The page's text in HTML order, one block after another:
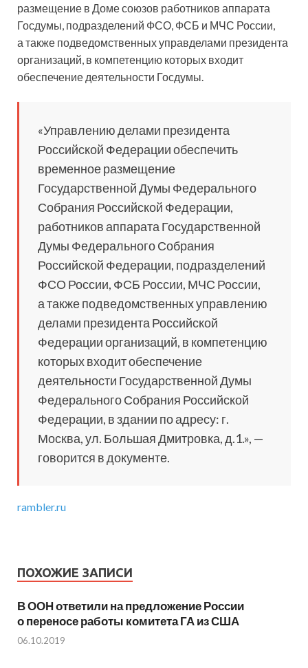
размещение в Доме союзов работников аппарата
Госдумы, подразделений ФСО, ФСБ и МЧС России,
а также подведомственных управделами президента
организаций, в компетенцию которых входит
обеспечение деятельности Госдумы.
«Управлению делами президента
Российской Федерации обеспечить
временное размещение
Государственной Думы Федерального
Собрания Российской Федерации,
работников аппарата Государственной
Думы Федерального Собрания
Российской Федерации, подразделений
ФСО России, ФСБ России, МЧС России,
а также подведомственных управлению
делами президента Российской
Федерации организаций, в компетенцию
которых входит обеспечение
деятельности Государственной Думы
Федерального Собрания Российской
Федерации, в здании по адресу: г.
Москва, ул. Большая Дмитровка, д.1.», —
говорится в документе.
rambler.ru
ПОХОЖИЕ ЗАПИСИ
В ООН ответили на предложение России
о переносе работы комитета ГА из США
06.10.2019